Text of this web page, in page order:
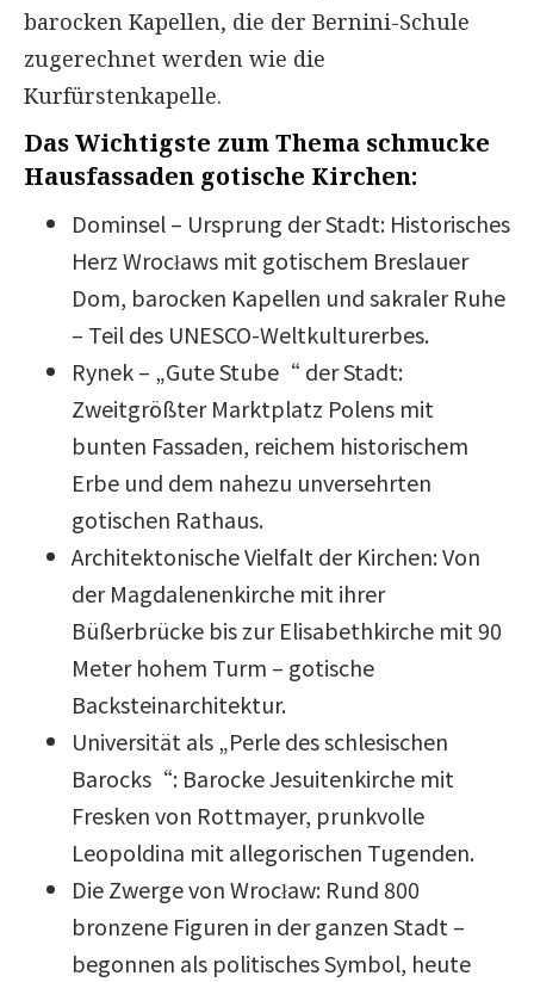
barocken Kapellen, die der Bernini-Schule
zugerechnet werden wie die
Kurfürstenkapelle.
Das Wichtigste zum Thema ​schmucke
Hausfassaden gotische Kirchen:
Dominsel – Ursprung der Stadt: Historisches
Herz Wrocławs mit gotischem Breslauer
Dom, barocken Kapellen und sakraler Ruhe
– Teil des UNESCO-Weltkulturerbes.
Rynek – „Gute Stube“ der Stadt:
Zweitgrößter Marktplatz Polens mit
bunten Fassaden, reichem historischem
Erbe und dem nahezu unversehrten
gotischen Rathaus.
Architektonische Vielfalt der Kirchen: Von
der Magdalenenkirche mit ihrer
Büßerbrücke bis zur Elisabethkirche mit 90
Meter hohem Turm – gotische
Backsteinarchitektur.
Universität als „Perle des schlesischen
Barocks“: Barocke Jesuitenkirche mit
Fresken von Rottmayer, prunkvolle
Leopoldina mit allegorischen Tugenden.
Die Zwerge von Wrocław: Rund 800
bronzene Figuren in der ganzen Stadt –
begonnen als politisches Symbol, heute